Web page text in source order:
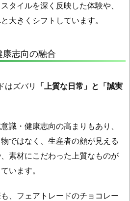
タイルを深く反映した体験や、
大きくシフトしています。
志向の融合
はズバリ
「上質な日常」と「誠実
識・健康志向の高まりもあり、
ではなく、 生産者の顔が見える
素材にこだわった上質なものが
います。
、フェアトレードのチョコレー